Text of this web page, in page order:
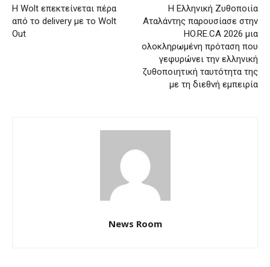
Η Wolt επεκτείνεται πέρα
από το delivery με το Wolt
Out
H Ελληνική Ζυθοποιία
Αταλάντης παρουσίασε στην
HO.RE.CA 2026 μια
ολοκληρωμένη πρόταση που
γεφυρώνει την ελληνική
ζυθοποιητική ταυτότητα της
με τη διεθνή εμπειρία
News Room